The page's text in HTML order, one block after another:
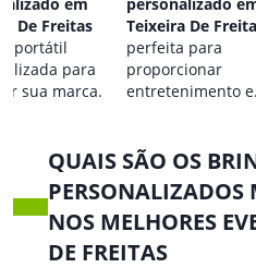
De Freitas
portátil
para
sua marca.
Teixeira De
perfeita para
proporcionar
entretenimento e
QUAIS SÃO OS
PERSONALIZADOS
NOS MELHORES
DE FREITAS